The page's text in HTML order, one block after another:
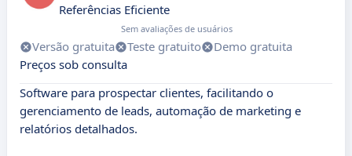
Referências Eficiente
Sem avaliações de usuários
Versão gratuita Teste gratuito
Demo gratuita
Preços sob consulta
Software para prospectar clientes, facilitando o
gerenciamento de leads, automação de marketing e
relatórios detalhados.